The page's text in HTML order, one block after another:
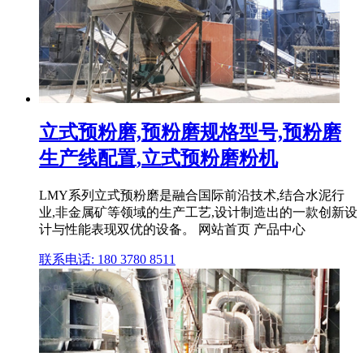
立式预粉磨,预粉磨规格型号,预粉磨
生产线配置,立式预粉磨粉机
LMY系列立式预粉磨是融合国际前沿技术,结合水泥行
业,非金属矿等领域的生产工艺,设计制造出的一款创新设
计与性能表现双优的设备。 网站首页 产品中心
联系电话: 180 3780 8511